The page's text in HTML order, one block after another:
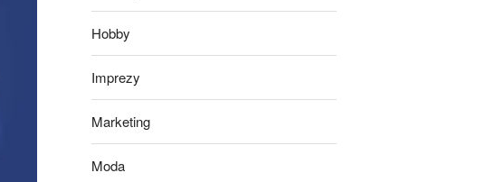
Hobby
Imprezy
Marketing
Moda